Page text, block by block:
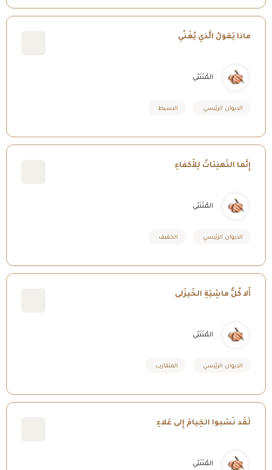
ماذا يَقولُ الَّذي يُغَنّي
المُتَنَبّي
الديوان الرئيسي البسيط
إِنَّما التَهنِئاتُ لِلأَكفاءِ
المُتَنَبّي
الديوان الرئيسي الخفيف
أَلا كُلُّ ماشِيَةِ الخَيزَلى
المُتَنَبّي
الديوان الرئيسي المتقارب
لَقَد نَسَبوا الخِيامَ إِلى عَلاءِ
المُتَنَبّي